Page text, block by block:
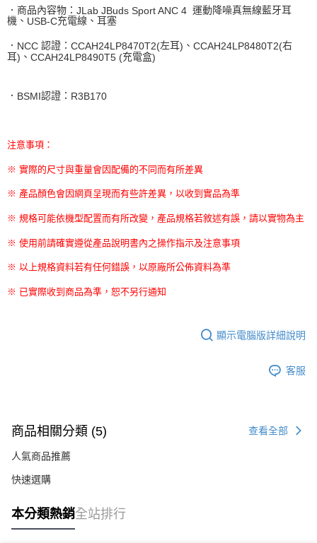
．商品內容物： JLab JBuds Sport ANC 4 運動降噪真無線藍牙耳
機、 USB-C充電線、耳塞
． NCC 認證： CCAH24LP8470T2(左耳) 、 CCAH24LP8480T2(右
耳) 、 CCAH24LP8490T5 (充電盒)
． BSMI認證： R3B170
注意事項：
※ 實際的尺寸與重量會因配備的不同而有所差異
※ 產品顏色會因網頁呈現而有些許差異，以收到實品為準
※ 規格可能依機型配置而有所改變，產品規格若敘述有誤，請以實物為主
※ 使用前請確實遵從產品說明書內之操作指示及注意事項
※ 以上規格資料若有任何錯誤，以原廠所公佈資料為準
※ 已實際收到商品為準，恕不另行通知
顯示電腦版詳細說明
客服
商品相關分類 (5) 查看全部
人氣商品推薦
快速選購
本分類熱銷全站排行